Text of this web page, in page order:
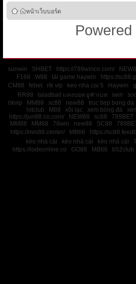
หน้าเว็บบอร์ด
Powered
sunwin SHBET https://789winco.com/
F168
W88 tải game haywin https://
CM88
febet rik vip keo nha cai 5 Haywin
RR88
taladball แทงบอล ยูฟ่าเบท iwin
rikvip
MM88 sc88 new88 truc tiep bong da
hitclub
M88 xôi lạc xem bóng đá
https://jun88.co.com/
NEW88 sc88 789BET
MM88
MM88 78win new88 SC88
https://mm88.center/
MB66 https://
kèo nhà cái
kèo nhà cái kèo nhà cái
https://lodeonline.co
GO88 MB66 b52club